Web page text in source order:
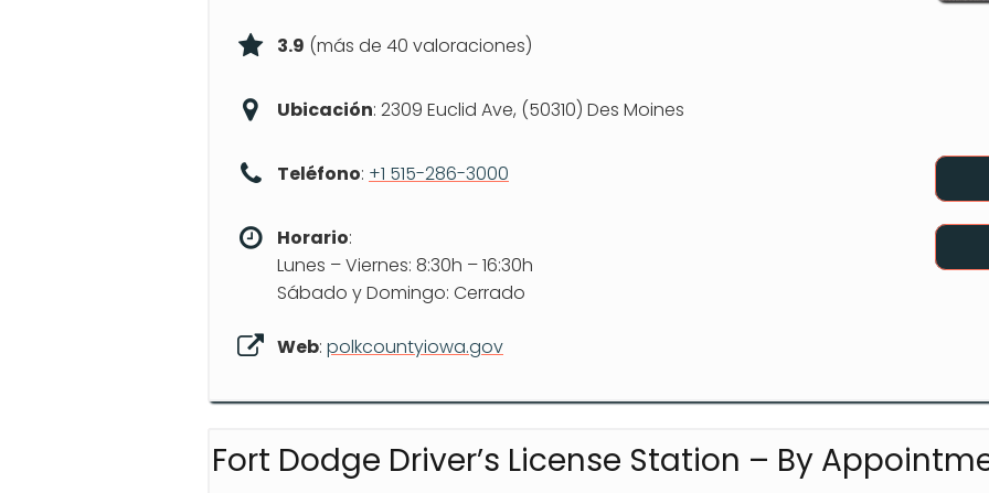
3.9 (más de 40 valoraciones)
Ubicación: 2309 Euclid Ave, (50310) Des Moines
Teléfono: +1 515-286-3000
Horario:
Lunes – Viernes: 8:30h – 16:30h
Sábado y Domingo: Cerrado
Web: polkcountyiowa.gov
Fort Dodge Driver’s License Station – By